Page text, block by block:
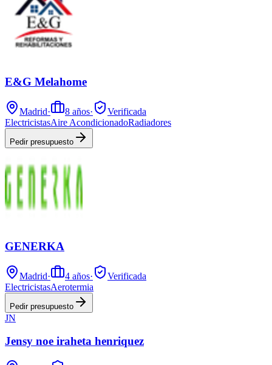
E&G Melahome
Madrid· 8 años·
Verificada
ElectricistasAire AcondicionadoRadiadores
Pedir presupuesto
GENERKA
Madrid· 4 años·
Verificada
ElectricistasAerotermia
Pedir presupuesto
JN
Jensy noe iraheta henriquez